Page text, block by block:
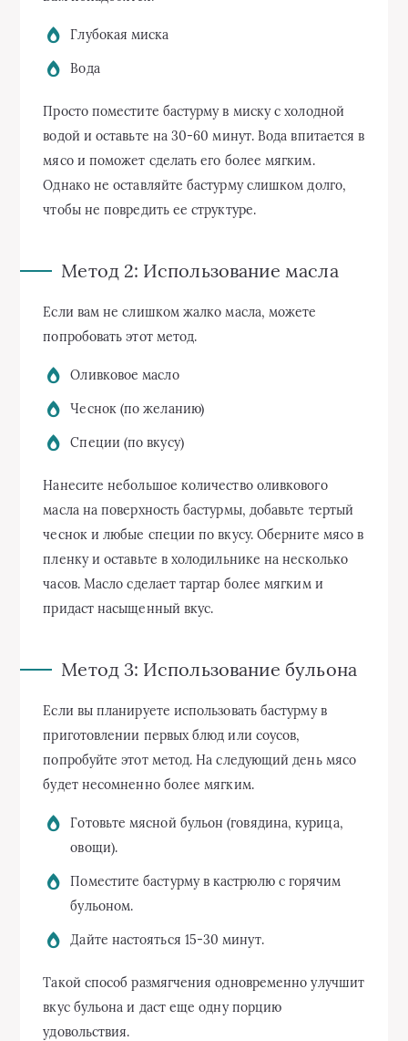
Глубокая миска
Вода
Просто поместите бастурму в миску с холодной
водой и оставьте на 30-60 минут. Вода впитается в
мясо и поможет сделать его более мягким.
Однако не оставляйте бастурму слишком долго,
чтобы не повредить ее структуре.
Метод 2: Использование масла
Если вам не слишком жалко масла, можете
попробовать этот метод.
Оливковое масло
Чеснок (по желанию)
Специи (по вкусу)
Нанесите небольшое количество оливкового
масла на поверхность бастурмы, добавьте тертый
чеснок и любые специи по вкусу. Оберните мясо в
пленку и оставьте в холодильнике на несколько
часов. Масло сделает тартар более мягким и
придаст насыщенный вкус.
Метод 3: Использование бульона
Если вы планируете использовать бастурму в
приготовлении первых блюд или соусов,
попробуйте этот метод. На следующий день мясо
будет несомненно более мягким.
Готовьте мясной бульон (говядина, курица,
овощи).
Поместите бастурму в кастрюлю с горячим
бульоном.
Дайте настояться 15-30 минут.
Такой способ размягчения одновременно улучшит
вкус бульона и даст еще одну порцию
удовольствия.